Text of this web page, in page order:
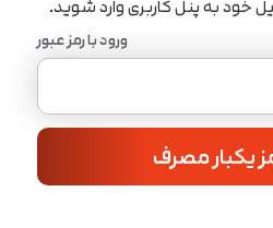
خود به پنل کاربری وارد شوید.
ورود با رمز عبور
یکبار مصرف